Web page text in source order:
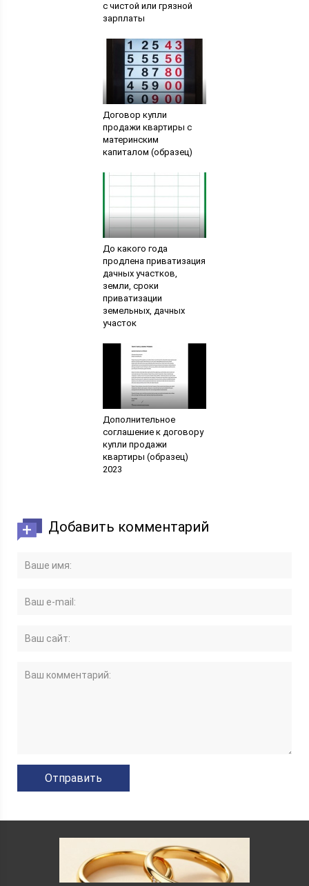
с чистой или грязной
зарплаты
Договор купли
продажи квартиры с
материнским
капиталом (образец)
До какого года
продлена приватизация
дачных участков,
земли, сроки
приватизации
земельных, дачных
участок
Дополнительное
соглашение к договору
купли продажи
квартиры (образец)
2023
Добавить комментарий